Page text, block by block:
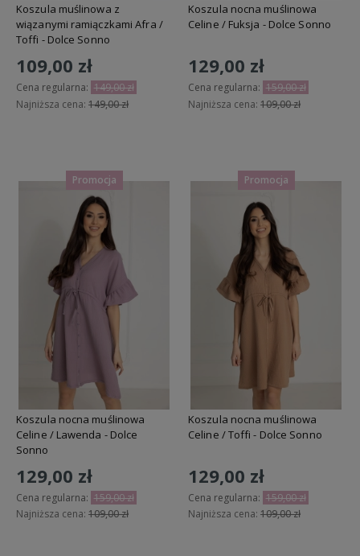
Koszula muślinowa z
wiązanymi ramiączkami Afra /
Toffi - Dolce Sonno
109,00 zł
Cena regularna: 149,00 zł
Najniższa cena: 149,00 zł
Koszula nocna muślinowa
Celine / Fuksja - Dolce Sonno
129,00 zł
Cena regularna: 159,00 zł
Najniższa cena: 109,00 zł
Koszula nocna muślinowa
Celine / Lawenda - Dolce
Sonno
129,00 zł
Cena regularna: 159,00 zł
Najniższa cena: 109,00 zł
Promocja
Koszula nocna muślinowa
Celine / Toffi - Dolce Sonno
129,00 zł
Cena regularna: 159,00 zł
Najniższa cena: 109,00 zł
Promocja